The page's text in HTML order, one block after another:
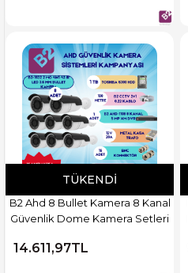
TÜKENDI
B2 Ahd 8 Bullet Kamera 8 Kanal
Güvenlik Dome Kamera Setleri
14.611,97TL